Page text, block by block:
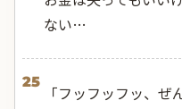
ない…
25
「フッフッフッ、ぜ